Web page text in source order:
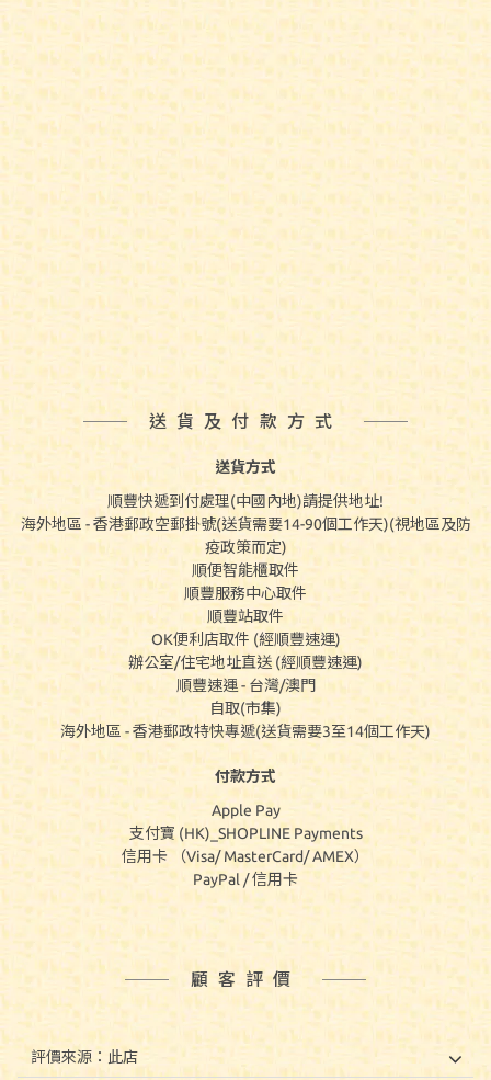
送貨及付款方式
送貨方式
順豐快遞到付處理(中國內地)請提供地址!
海外地區 - 香港郵政空郵掛號(送貨需要14-90個工作天)(視地區及防
疫政策而定)
順便智能櫃取件
順豐服務中心取件
順豐站取件
OK便利店取件 (經順豐速運)
辦公室/住宅地址直送 (經順豐速運)
順豐速運 - 台灣/澳門
自取(市集)
海外地區 - 香港郵政特快專遞(送貨需要3至14個工作天)
付款方式
Apple Pay
支付寶 (HK)_SHOPLINE Payments
信用卡 （Visa/ MasterCard/ AMEX）
PayPal / 信用卡
顧客評價